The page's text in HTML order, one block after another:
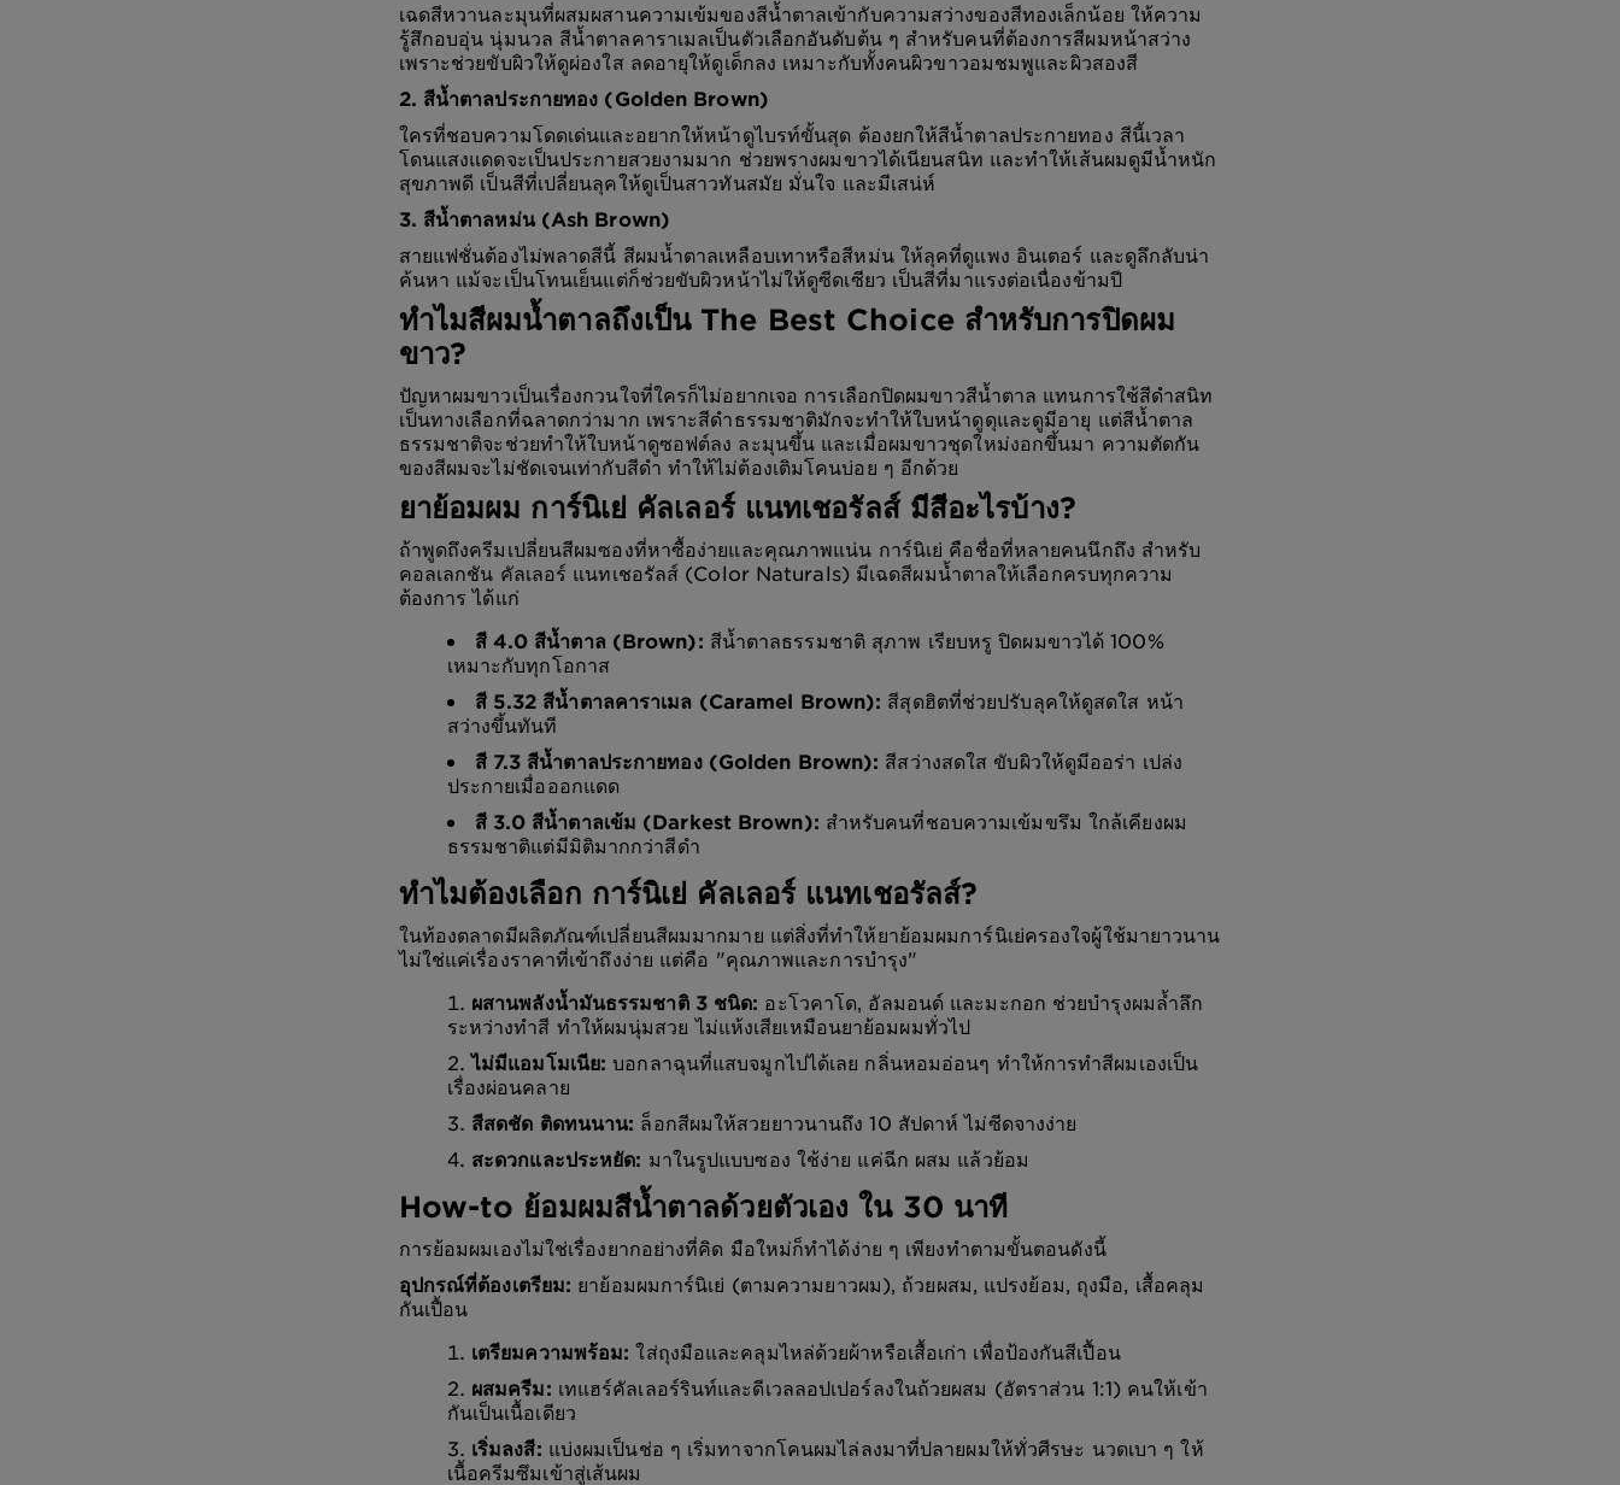
เฉดสีหวานละมุนที่ผสมผสานความเข้มของสีน้ำตาลเข้ากับความสว่างของสีทองเล็กน้อย ให้ความ
รู้สึกอบอุ่น นุ่มนวล สีน้ำตาลคาราเมลเป็นตัวเลือกอันดับต้น ๆ สำหรับคนที่ต้องการสีผมหน้าสว่าง
เพราะช่วยขับผิวให้ดูผ่องใส ลดอายุให้ดูเด็กลง เหมาะกับทั้งคนผิวขาวอมชมพูและผิวสองสี
2. สีน้ำตาลประกายทอง (Golden Brown)
ใครที่ชอบความโดดเด่นและอยากให้หน้าดูไบรท์ขั้นสุด ต้องยกให้สีน้ำตาลประกายทอง สีนี้เวลา
โดนแสงแดดจะเป็นประกายสวยงามมาก ช่วยพรางผมขาวได้เนียนสนิท และทำให้เส้นผมดูมีน้ำหนัก
สุขภาพดี เป็นสีที่เปลี่ยนลุคให้ดูเป็นสาวทันสมัย มั่นใจ และมีเสน่ห์
3. สีน้ำตาลหม่น (Ash Brown)
สายแฟชั่นต้องไม่พลาดสีนี้ สีผมน้ำตาลเหลือบเทาหรือสีหม่น ให้ลุคที่ดูแพง อินเตอร์ และดูลึกลับน่า
ค้นหา แม้จะเป็นโทนเย็นแต่ก็ช่วยขับผิวหน้าไม่ให้ดูซีดเซียว เป็นสีที่มาแรงต่อเนื่องข้ามปี
ทำไมสีผมน้ำตาลถึงเป็น The Best Choice สำหรับการปิดผม
ขาว?
ปัญหาผมขาวเป็นเรื่องกวนใจที่ใครก็ไม่อยากเจอ การเลือกปิดผมขาวสีน้ำตาล แทนการใช้สีดำสนิท
เป็นทางเลือกที่ฉลาดกว่ามาก เพราะสีดำธรรมชาติมักจะทำให้ใบหน้าดูดุและดูมีอายุ แต่สีน้ำตาล
ธรรมชาติจะช่วยทำให้ใบหน้าดูซอฟต์ลง ละมุนขึ้น และเมื่อผมขาวชุดใหม่งอกขึ้นมา ความตัดกัน
ของสีผมจะไม่ชัดเจนเท่ากับสีดำ ทำให้ไม่ต้องเติมโคนบ่อย ๆ อีกด้วย
ยาย้อมผม การ์นิเย่ คัลเลอร์ แนทเชอรัลส์ มีสีอะไรบ้าง?
ถ้าพูดถึงครีมเปลี่ยนสีผมซองที่หาซื้อง่ายและคุณภาพแน่น การ์นิเย่ คือชื่อที่หลายคนนึกถึง สำหรับ
คอลเลกชัน คัลเลอร์ แนทเชอรัลส์ (Color Naturals) มีเฉดสีผมน้ำตาลให้เลือกครบทุกความ
ต้องการ ได้แก่
สี 4.0 สีน้ำตาล (Brown): สีน้ำตาลธรรมชาติ สุภาพ เรียบหรู ปิดผมขาวได้ 100%
เหมาะกับทุกโอกาส
สี 5.32 สีน้ำตาลคาราเมล (Caramel Brown): สีสุดฮิตที่ช่วยปรับลุคให้ดูสดใส หน้า
สว่างขึ้นทันที
สี 7.3 สีน้ำตาลประกายทอง (Golden Brown): สีสว่างสดใส ขับผิวให้ดูมีออร่า เปล่ง
ประกายเมื่อออกแดด
สี 3.0 สีน้ำตาลเข้ม (Darkest Brown): สำหรับคนที่ชอบความเข้มขรึม ใกล้เคียงผม
ธรรมชาติแต่มีมิติมากกว่าสีดำ
ทำไมต้องเลือก การ์นิเย่ คัลเลอร์ แนทเชอรัลส์?
ในท้องตลาดมีผลิตภัณฑ์เปลี่ยนสีผมมากมาย แต่สิ่งที่ทำให้ยาย้อมผมการ์นิเย่ครองใจผู้ใช้มายาวนาน
ไม่ใช่แค่เรื่องราคาที่เข้าถึงง่าย แต่คือ "คุณภาพและการบำรุง"
ผสานพลังน้ำมันธรรมชาติ 3 ชนิด: อะโวคาโด, อัลมอนด์ และมะกอก ช่วยบำรุงผมล้ำลึก
ระหว่างทำสี ทำให้ผมนุ่มสวย ไม่แห้งเสียเหมือนยาย้อมผมทั่วไป
ไม่มีแอมโมเนีย: บอกลาฉุนที่แสบจมูกไปได้เลย กลิ่นหอมอ่อนๆ ทำให้การทำสีผมเองเป็น
เรื่องผ่อนคลาย
สีสดชัด ติดทนนาน: ล็อกสีผมให้สวยยาวนานถึง 10 สัปดาห์ ไม่ซีดจางง่าย
สะดวกและประหยัด: มาในรูปแบบซอง ใช้ง่าย แค่ฉีก ผสม แล้วย้อม
How-to ย้อมผมสีน้ำตาลด้วยตัวเอง ใน 30 นาที
การย้อมผมเองไม่ใช่เรื่องยากอย่างที่คิด มือใหม่ก็ทำได้ง่าย ๆ เพียงทำตามขั้นตอนดังนี้
อุปกรณ์ที่ต้องเตรียม: ยาย้อมผมการ์นิเย่ (ตามความยาวผม), ถ้วยผสม, แปรงย้อม, ถุงมือ, เสื้อคลุม
กันเปื้อน
เตรียมความพร้อม: ใส่ถุงมือและคลุมไหล่ด้วยผ้าหรือเสื้อเก่า เพื่อป้องกันสีเปื้อน
ผสมครีม: เทแฮร์คัลเลอร์รินท์และดีเวลลอปเปอร์ลงในถ้วยผสม (อัตราส่วน 1:1) คนให้เข้า
กันเป็นเนื้อเดียว
เริ่มลงสี: แบ่งผมเป็นช่อ ๆ เริ่มทาจากโคนผมไล่ลงมาที่ปลายผมให้ทั่วศีรษะ นวดเบา ๆ ให้
เนื้อครีมซึมเข้าสู่เส้นผม